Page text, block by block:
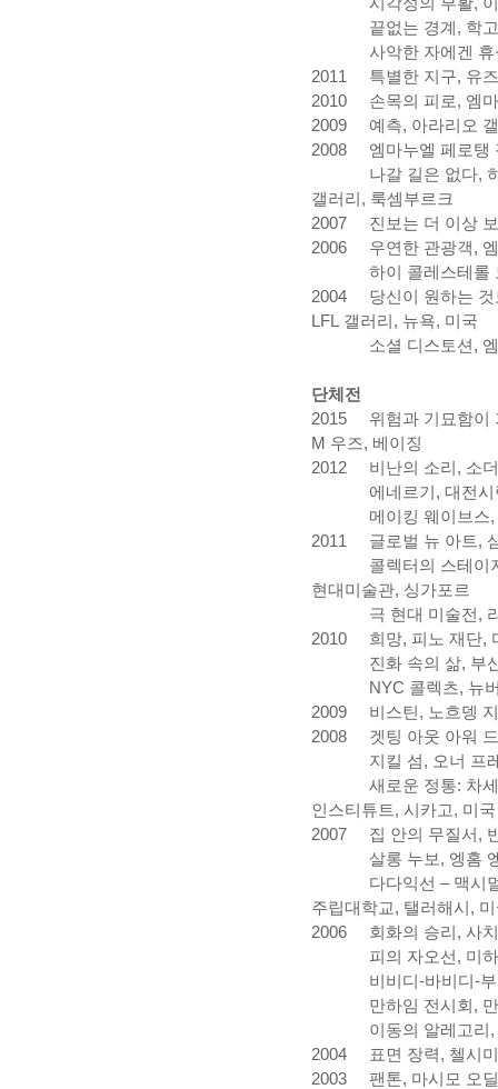
끝없는 경계, 학
사악한 자에겐 휴
2011 특별한 지구, 유
2010 손목의 피로, 엠
2009 예측, 아라리오
2008 엠마누엘 페로탱
나갈 길은 없다,
갤러리, 룩셈부르크
2007 진보는 더 이상
2006 우연한 관광객,
하이 콜레스테롤
2004 당신이 원하는
LFL 갤러리, 뉴욕, 미국
소셜 디스토션,
단체전
2015 위험과 기묘함이
M 우즈, 베이징
2012 비난의 소리, 소
에네르기, 대전
메이킹 웨이브스,
2011 글로벌 뉴 아트,
콜렉터의 스테이
현대미술관, 싱가포르
극 현대 미술전,
2010 희망, 피노 재단,
진화 속의 삶, 부
NYC 콜렉츠, 뉴
2009 비스틴, 노흐뎅
2008 겟팅 아웃 아워
지킬 섬, 오너 프
새로운 정통: 차
인스티튜트, 시카고, 미국
2007 집 안의 무질서,
살롱 누보, 엥홈
다다익선 – 맥시
주립대학교, 탤러해시,
2006 회화의 승리, 사
피의 자오선, 미
비비디-바비디-부
만하임 전시회,
이동의 알레고리,
2004
표면 장력, 첼시
2003 팬톤, 마시모 오